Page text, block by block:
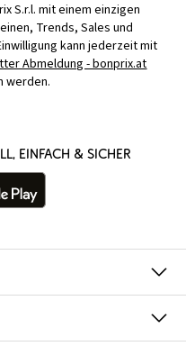
S.r.l. mit einem einzigen
Trends, Sales und
kann jederzeit mit
Abmeldung - bonprix.at
werden.
einfach & sicher